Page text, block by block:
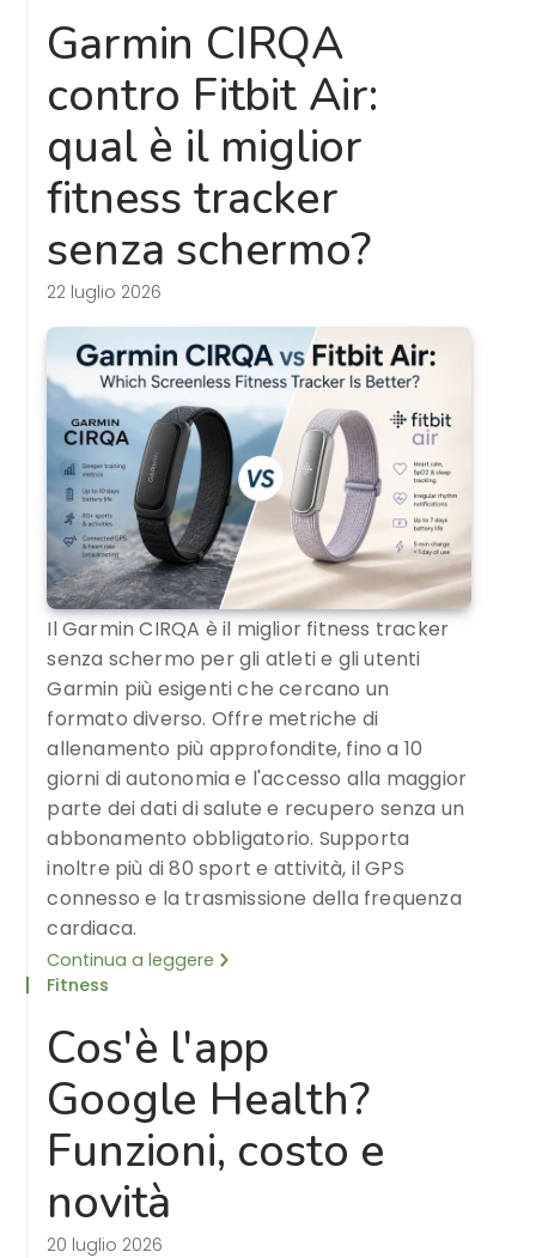
Garmin CIRQA
contro Fitbit Air:
qual è il miglior
fitness tracker
senza schermo?
22 luglio 2026
Il Garmin CIRQA è il miglior fitness tracker
senza schermo per gli atleti e gli utenti
Garmin più esigenti che cercano un
formato diverso. Offre metriche di
allenamento più approfondite, fino a 10
giorni di autonomia e l'accesso alla maggior
parte dei dati di salute e recupero senza un
abbonamento obbligatorio. Supporta
inoltre più di 80 sport e attività, il GPS
connesso e la trasmissione della frequenza
cardiaca.
Continua a leggere
Fitness
Cos'è l'app
Google Health?
Funzioni, costo e
novità
20 luglio 2026